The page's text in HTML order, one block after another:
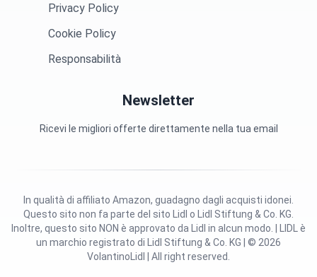
Privacy Policy
Cookie Policy
Responsabilità
Newsletter
Ricevi le migliori offerte direttamente nella tua email
Questo sito non fa parte del sito Lidl o Lidl Stiftung & Co. KG.
Inoltre, questo sito NON è approvato da Lidl in alcun modo. | LIDL è
un marchio registrato di Lidl Stiftung & Co. KG | © 2026
VolantinoLidl | All right reserved.
In qualità di affiliato Amazon, guadagno dagli acquisti idonei.